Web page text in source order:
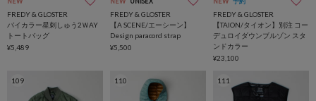
FREDY & GLOSTER
バイカラー星刺しゅう2ＷAY
トートバッグ
¥5,489
FREDY & GLOSTER
【A SCENE/エーシーン】
Design paracord strap
¥5,500
FREDY & GLOSTER
【TAION/タイオン】別注 コー
デュロイダウンブルゾン スタ
ンドカラー
¥23,100
109 110 111